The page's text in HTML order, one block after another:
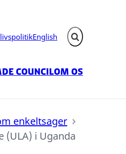
English Fold søgefelt ud
CouncilOm os
enkeltsager
(ULA) i Uganda